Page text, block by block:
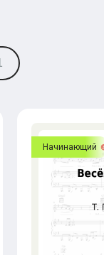
Начинающий